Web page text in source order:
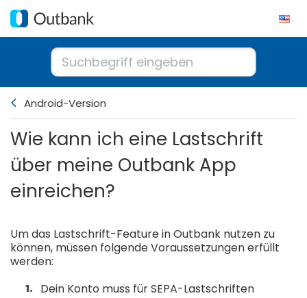
Android-Version
Wie kann ich eine Lastschrift
über meine Outbank App
einreichen?
Um das Lastschrift-Feature in Outbank nutzen zu
können, müssen folgende Voraussetzungen erfüllt
werden:
Dein Konto muss für SEPA-Lastschriften